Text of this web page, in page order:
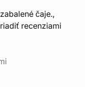
čaje.,
recenziami